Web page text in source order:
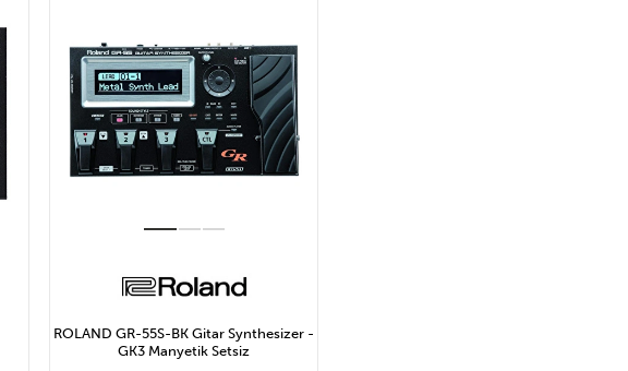
ROLAND GR-55S-BK Gitar Synthesizer -
GK3 Manyetik Setsiz